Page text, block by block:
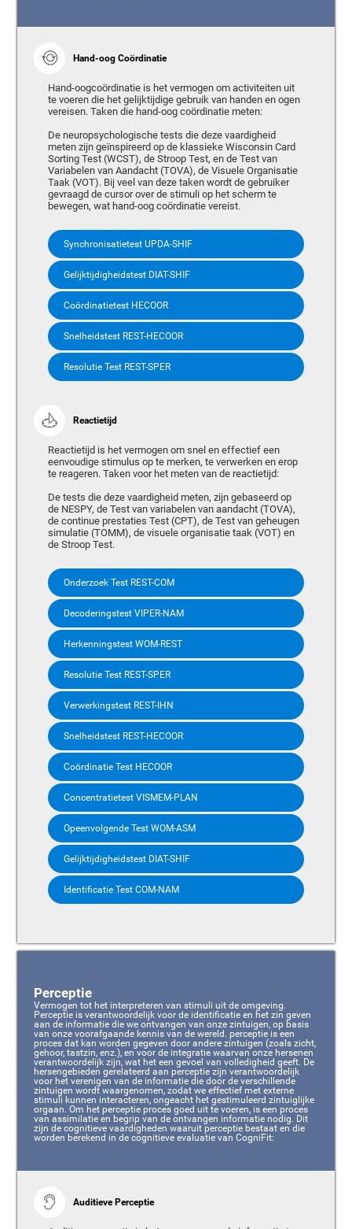
Hand-oog Coördinatie
Hand-oogcoördinatie is het vermogen om activiteiten uit
te voeren die het gelijktijdige gebruik van handen en ogen
vereisen. Taken die hand-oog coördinatie meten:
De neuropsychologische tests die deze vaardigheid
meten zijn geïnspireerd op de klassieke Wisconsin Card
Sorting Test (WCST), de Stroop Test, en de Test van
Variabelen van Aandacht (TOVA), de Visuele Organisatie
Taak (VOT). Bij veel van deze taken wordt de gebruiker
gevraagd de cursor over de stimuli op het scherm te
bewegen, wat hand-oog coördinatie vereist.
Synchronisatietest UPDA-SHIF
Gelijktijdigheidstest DIAT-SHIF
Coördinatietest HECOOR
Snelheidstest REST-HECOOR
Resolutie Test REST-SPER
Reactietijd
Reactietijd is het vermogen om snel en effectief een
eenvoudige stimulus op te merken, te verwerken en erop
te reageren. Taken voor het meten van de reactietijd:
De tests die deze vaardigheid meten, zijn gebaseerd op
de NESPY, de Test van variabelen van aandacht (TOVA),
de continue prestaties Test (CPT), de Test van geheugen
simulatie (TOMM), de visuele organisatie taak (VOT) en
de Stroop Test.
Onderzoek Test REST-COM
Decoderingstest VIPER-NAM
Herkenningstest WOM-REST
Resolutie Test REST-SPER
Verwerkingstest REST-IHN
Snelheidstest REST-HECOOR
Coördinatie Test HECOOR
Concentratietest VISMEM-PLAN
Opeenvolgende Test WOM-ASM
Gelijktijdigheidstest DIAT-SHIF
Identificatie Test COM-NAM
Perceptie
Vermogen tot het interpreteren van stimuli uit de omgeving.
Perceptie is verantwoordelijk voor de identificatie en het zin geven
aan de informatie die we ontvangen van onze zintuigen, op basis
van onze voorafgaande kennis van de wereld. perceptie is een
proces dat kan worden gegeven door andere zintuigen (zoals zicht,
gehoor, tastzin, enz.), en voor de integratie waarvan onze hersenen
verantwoordelijk zijn, wat het een gevoel van volledigheid geeft. De
hersengebieden gerelateerd aan perceptie zijn verantwoordelijk
voor het verenigen van de informatie die door de verschillende
zintuigen wordt waargenomen, zodat we effectief met externe
stimuli kunnen interacteren, ongeacht het gestimuleerd zintuiglijke
orgaan. Om het perceptie proces goed uit te voeren, is een proces
van assimilatie en begrip van de ontvangen informatie nodig. Dit
zijn de cognitieve vaardigheden waaruit perceptie bestaat en die
worden berekend in de cognitieve evaluatie van CogniFit:
Auditieve Perceptie